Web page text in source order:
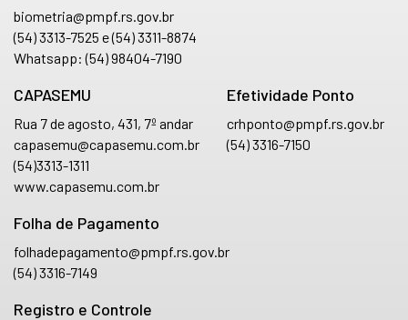
biometria@pmpf.rs.gov.br
(54) 3313-7525 e (54) 3311-8874
Whatsapp:(54) 98404-7190
CAPASEMU
Rua 7 de agosto, 431, 7º andar
capasemu@capasemu.com.br
(54)3313-1311
www.capasemu.com.br
Efetividade Ponto
crhponto@pmpf.rs.gov.br
(54) 3316-7150
Folha de Pagamento
folhadepagamento@pmpf.rs.gov.br
(54) 3316-7149
Registro e Controle